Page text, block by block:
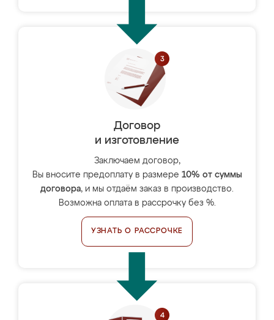
Договор
и изготовление
Заключаем договор,
Вы вносите предоплату в размере 10% от суммы
договора, и мы отдаём заказ в производство.
Возможна оплата в рассрочку без %.
УЗНАТЬ О РАССРОЧКЕ